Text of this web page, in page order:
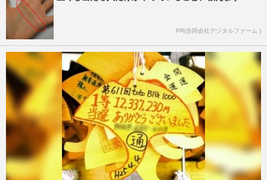
PR(合同会社デジタルファーム )